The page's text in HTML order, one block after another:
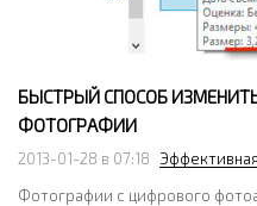
БЫСТРЫЙ СПОСОБ
ФОТОГРАФИИ
2013-01-28 в 07:18
Фотографии с цифрового